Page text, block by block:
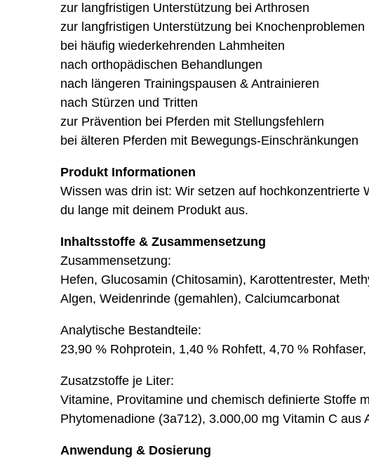
zur langfristigen Unterstützung bei Arthrosen
zur langfristigen Unterstützung bei Knochenproblemen
bei häufig wiederkehrenden Lahmheiten
nach orthopädischen Behandlungen
nach längeren Trainingspausen & Antrainieren
nach Stürzen und Tritten
zur Prävention bei Pferden mit Stellungsfehlern
bei älteren Pferden mit Bewegungs-Einschränkungen
Produkt Informationen
Wissen was drin ist: Wir setzen auf
du lange mit deinem Produkt aus.
Inhaltsstoffe & Zusammensetzung
Zusammensetzung:
Hefen, Glucosamin (Chitosamin), Karottentrester,
Algen, Weidenrinde (gemahlen), Calciumcarbonat
Analytische Bestandteile:
23,90 % Rohprotein, 1,40 % Rohfett, 4,70 %
Zusatzstoffe je Liter:
Vitamine, Provitamine und chemisch definierte Stoffe
Phytomenadione (3a712), 3.000,00 mg Vitamin C aus
Anwendung & Dosierung